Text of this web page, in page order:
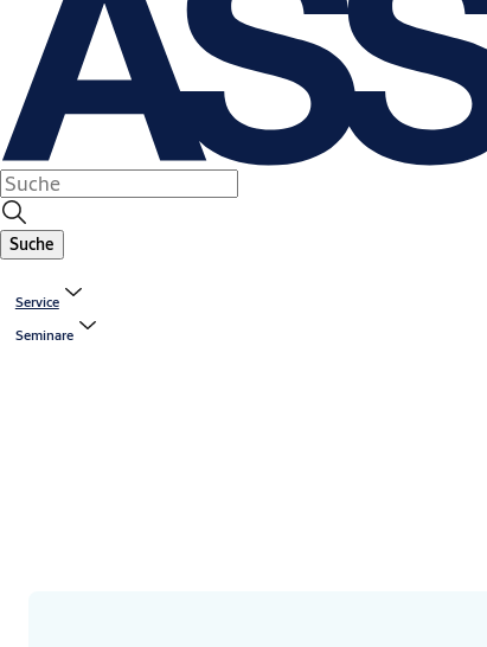
Suche
Service
Seminare